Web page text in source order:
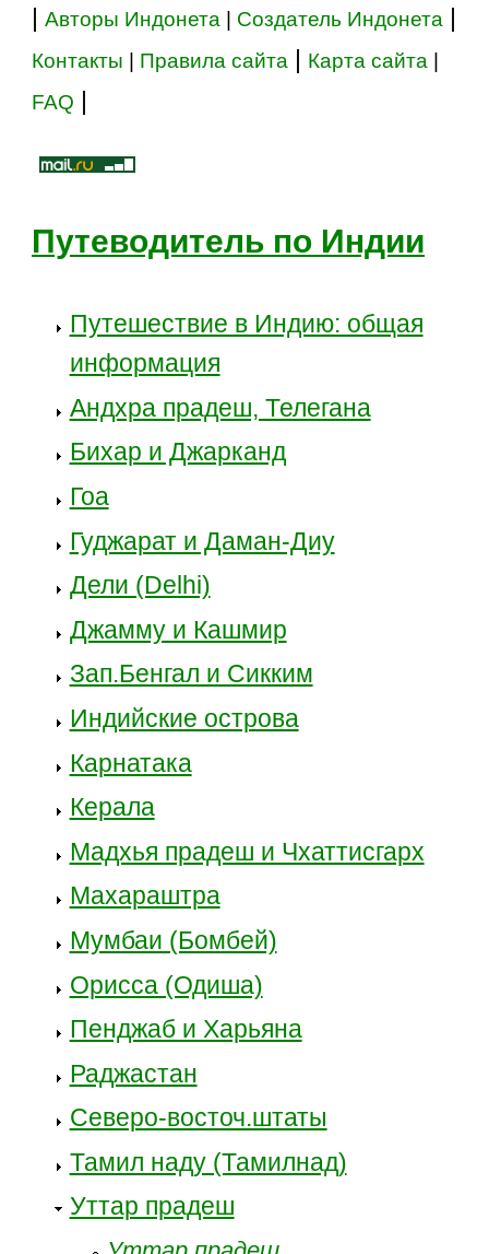
|Авторы Индонета Создатель Индонета |
Контакты Правила сайта | Карта сайта
FAQ |
Путеводитель по Индии
Путешествие в Индию: общая
информация
Андхра прадеш, Телегана
Бихар и Джарканд
Гоа
Гуджарат и Даман-Диу
Дели (Delhi)
Джамму и Кашмир
Зап.Бенгал и Сикким
Индийские острова
Карнатака
Керала
Мадхья прадеш и Чхаттисгарх
Махараштра
Мумбаи (Бомбей)
Орисса (Одиша)
Пенджаб и Харьяна
Раджастан
Северо-восточ.штаты
Тамил наду (Тамилнад)
Уттар прадеш